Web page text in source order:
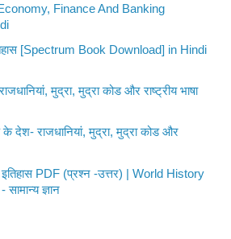
Finance And Banking
[Spectrum Book Download] in Hindi
मुद्रा, मुद्रा कोड और राष्ट्रीय भाषा
के देश- राजधानियां, मुद्रा, मुद्रा कोड और
PDF (प्रश्न -उत्तर) | World History
ज्ञान